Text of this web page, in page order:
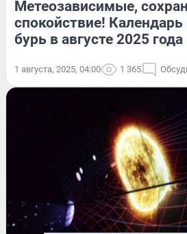
Метеозависимые,
спокойствие!
бурь в августе 2025 года
1 августа, 2025, 04:00 1 365